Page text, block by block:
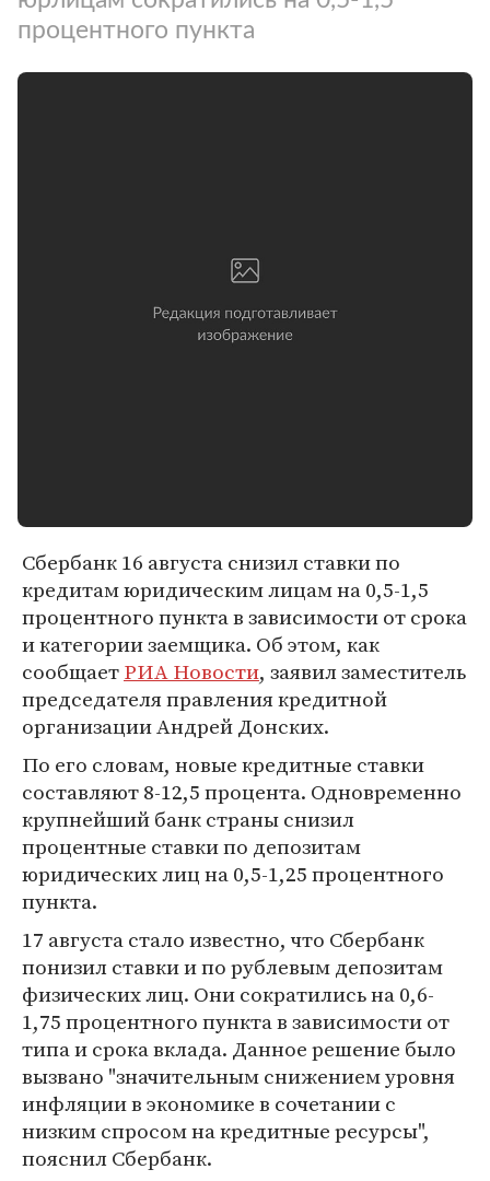
процентного пункта
Сбербанк 16 августа снизил ставки по
кредитам юридическим лицам на 0,5-1,5
процентного пункта в зависимости от срока
и категории заемщика. Об этом, как
сообщаетРИА Новости, заявил заместитель
председателя правления кредитной
организации Андрей Донских.
По его словам, новые кредитные ставки
составляют 8-12,5 процента. Одновременно
крупнейший банк страны снизил
процентные ставки по депозитам
юридических лиц на 0,5-1,25 процентного
пункта.
17 августа стало известно, что Сбербанк
понизил ставки и по рублевым депозитам
физических лиц. Они сократились на 0,6-
1,75 процентного пункта в зависимости от
типа и срока вклада. Данное решение было
вызвано "значительным снижением уровня
инфляции в экономике в сочетании с
низким спросом на кредитные ресурсы",
пояснил Сбербанк.